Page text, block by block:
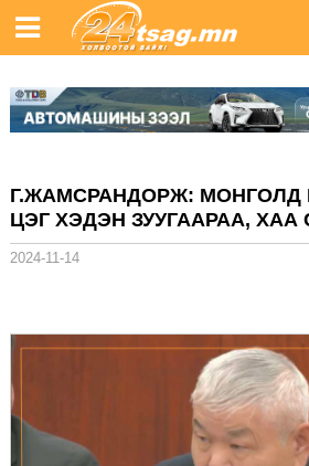
Г.ЖАМСРАНДОРЖ: МОНГОЛД
ЦЭГ ХЭДЭН ЗУУГААРАА, ХАА
2024-11-14